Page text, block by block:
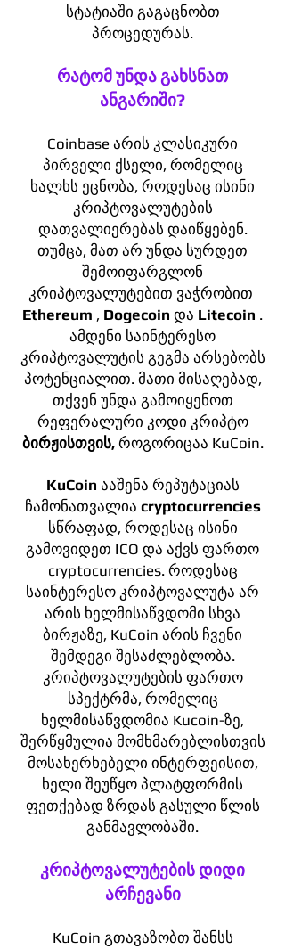
სტატიაში გაგაცნობთ
პროცედურას.
რატომ უნდა გახსნათ
ანგარიში?
Coinbase არის კლასიკური
პირველი ქსელი, რომელიც
ხალხს ეცნობა, როდესაც ისინი
კრიპტოვალუტების
დათვალიერებას დაიწყებენ.
თუმცა, მათ არ უნდა სურდეთ
შემოიფარგლონ
კრიპტოვალუტებით ვაჭრობით
Ethereum , Dogecoin და Litecoin .
ამდენი საინტერესო
კრიპტოვალუტის გეგმა არსებობს
პოტენციალით. მათი მისაღებად,
თქვენ უნდა გამოიყენოთ
რეფერალური კოდი კრიპტო
ბირჟისთვის,როგორიცაა KuCoin.
KuCoin ააშენა რეპუტაციას
ჩამონათვალია cryptocurrencies
სწრაფად, როდესაც ისინი
გამოვიდეთ ICO და აქვს ფართო
cryptocurrencies. როდესაც
საინტერესო კრიპტოვალუტა არ
არის ხელმისაწვდომი სხვა
ბირჟაზე, KuCoin არის ჩვენი
შემდეგი შესაძლებლობა.
კრიპტოვალუტების ფართო
სპექტრმა, რომელიც
ხელმისაწვდომია Kucoin-ზე,
შერწყმულია მომხმარებლისთვის
მოსახერხებელი ინტერფეისით,
ხელი შეუწყო პლატფორმის
ფეთქებად ზრდას გასული წლის
განმავლობაში.
კრიპტოვალუტების დიდი
არჩევანი
KuCoin გთავაზობთ შანსს